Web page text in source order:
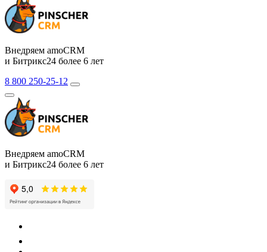
Внедряем amoCRM
и Битрикс24 более 6 лет
8 800 250-25-12
Внедряем amoCRM
и Битрикс24 более 6 лет